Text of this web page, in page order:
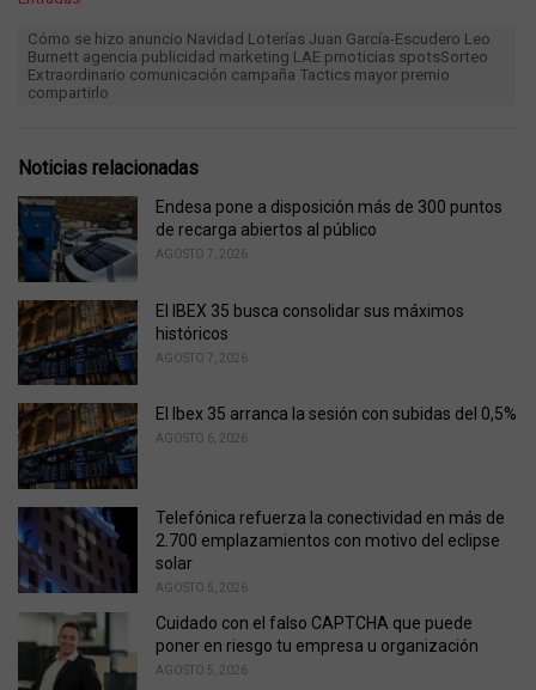
e
Cómo se hizo anuncio Navidad Loterías Juan García-Escudero Leo
Burnett agencia publicidad marketing LAE prnoticias spotsSorteo
Extraordinario comunicación campaña Tactics mayor premio
compartirlo
Noticias relacionadas
Endesa pone a disposición más de 300 puntos
de recarga abiertos al público
AGOSTO 7, 2026
El IBEX 35 busca consolidar sus máximos
históricos
AGOSTO 7, 2026
El Ibex 35 arranca la sesión con subidas del 0,5%
AGOSTO 6, 2026
Telefónica refuerza la conectividad en más de
2.700 emplazamientos con motivo del eclipse
solar
AGOSTO 5, 2026
Cuidado con el falso CAPTCHA que puede
poner en riesgo tu empresa u organización
AGOSTO 5, 2026